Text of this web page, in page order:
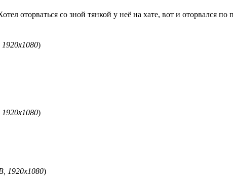
оторваться со зной тянкой у неё на хате, вот и оторвался по
)
)
1920x1080)